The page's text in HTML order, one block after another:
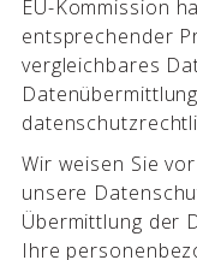
EU-Kommission
entsprechender
vergleichbares
Wir weisen Sie
unsere
Übermittlung der
Ihre